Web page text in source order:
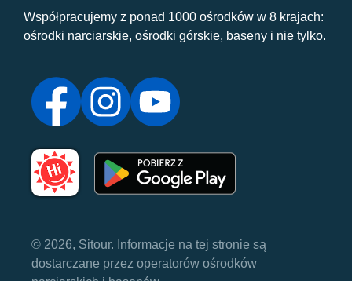
Współpracujemy z ponad 1000 ośrodków w 8 krajach:
ośrodki narciarskie, ośrodki górskie, baseny i nie tylko.
© 2026, Sitour. Informacje na tej stronie są
dostarczane przez operatorów ośrodków